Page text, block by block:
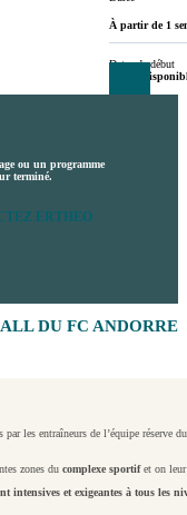
À partir de 1
Dates de début
Essais
ou un programme
terminé.
ERTHEO
DU FC ANDORRE
par les entraîneurs de l’équipe
zones du complexe sportifet on
intensives et exigeantes à tous les